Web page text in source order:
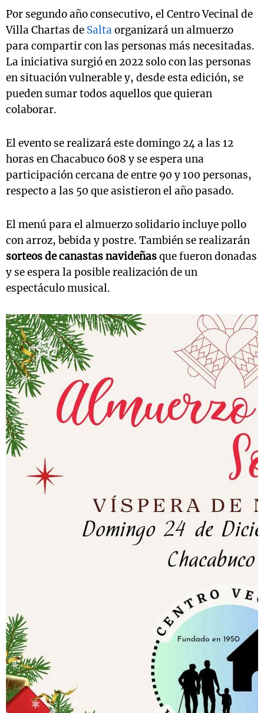
Por segundo año consecutivo, el Centro Vecinal de
Villa Chartas de Saltaorganizará un almuerzo
para compartir con las personas más necesitadas.
La iniciativa surgió en 2022 solo con las personas
en situación vulnerable y, desde esta edición, se
pueden sumar todos aquellos que quieran
colaborar.
El evento se realizará este domingo 24 a las 12
horas en Chacabuco 608 y se espera una
participación cercana de entre 90 y 100 personas,
respecto a las 50 que asistieron el año pasado.
El menú para el almuerzo solidario incluye pollo
con arroz, bebida y postre. También se realizarán
sorteos de canastas navideñasque fueron donadas
y se espera la posible realización de un
espectáculo musical.